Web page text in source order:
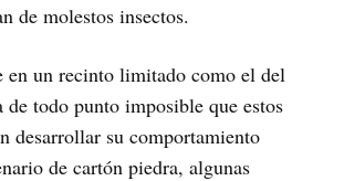
de molestos insectos.
en un recinto limitado como el del
todo punto imposible que estos
desarrollar su comportamiento
de cartón piedra, algunas